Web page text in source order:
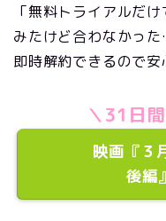
「無料トライアルだ
みたけど合わなかっ
即時解約できるので安
＼31日
映画『３
後編